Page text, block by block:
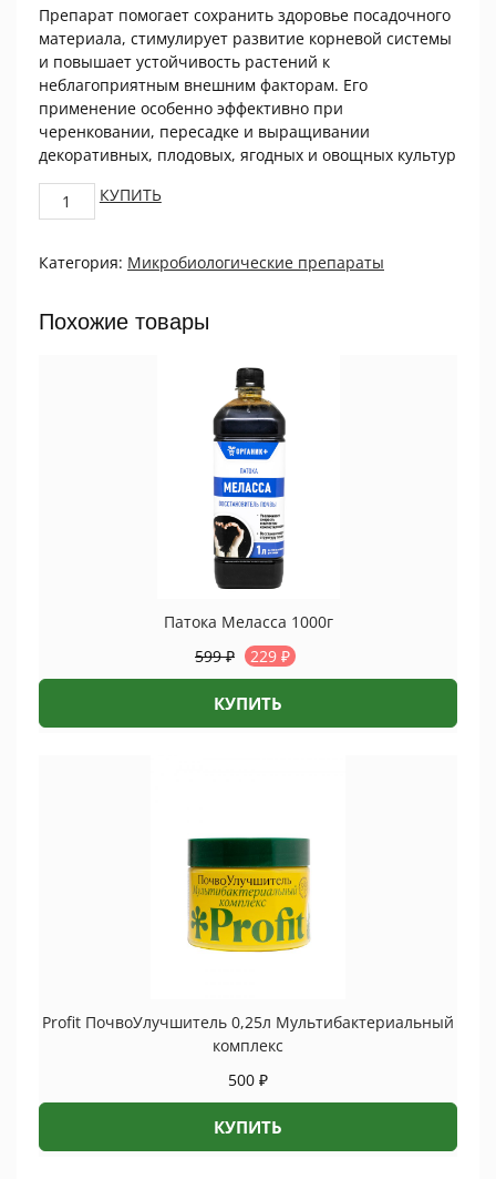
Препарат помогает сохранить здоровье посадочного
материала, стимулирует развитие корневой системы
и повышает устойчивость растений к
неблагоприятным внешним факторам. Его
применение особенно эффективно при
черенковании, пересадке и выращивании
декоративных, плодовых, ягодных и овощных культур
КлоноCанит
500
tutAGRO
КУПИТЬ
Категория: Микробиологические препараты
Похожие товары
Патока Меласса 1000г
599₽ 229 ₽
КУПИТЬ
Profit ПочвоУлучшитель 0,25л Мультибактериальный
комплекс
500 ₽
КУПИТЬ